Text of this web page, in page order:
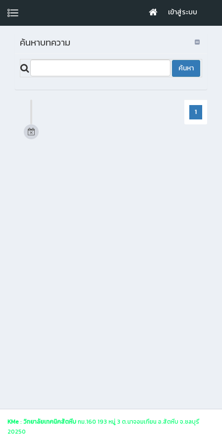
เข้าสู่ระบบ
ค้นหาบทความ
1
KMe: วิทยาลัยเทคนิคสัตหีบกม.160 193 หมู่ 3 ต.นาจอมเทียน อ.สัตหีบ จ.ชลบุรี
20250